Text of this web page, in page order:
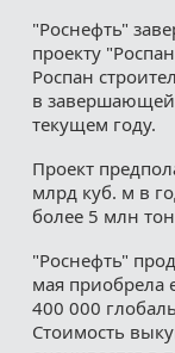
"Роснефть"
проекту
Роспан
в завершающей
текущем году.
Проект
млрд куб. м в
более 5 млн
"Роснефть"
мая
400 000
Стоимость